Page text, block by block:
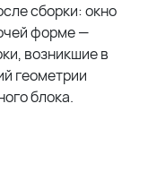
сборки: окно
форме —
возникшие в
геометрии
блока.